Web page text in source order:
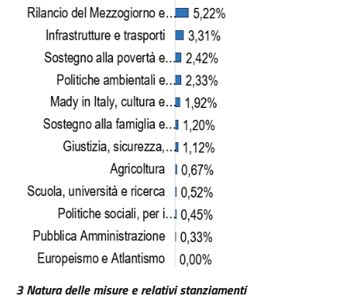
3 Natura delle misure e relativi stanziamenti